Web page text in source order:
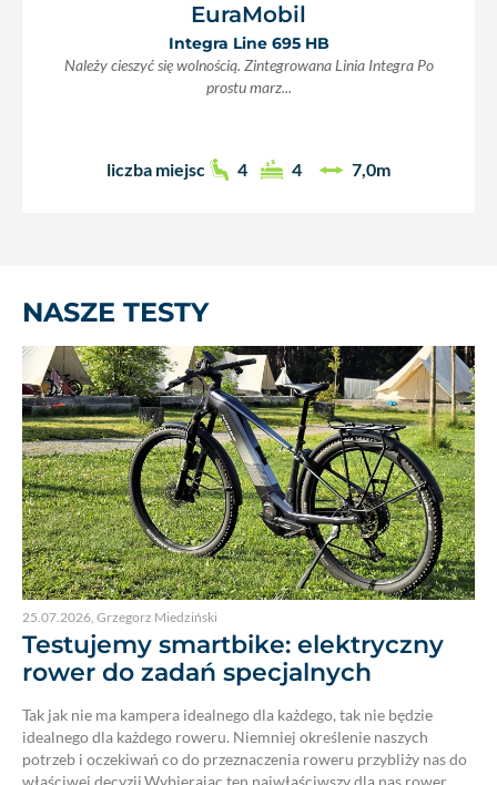
EuraMobil
Integra Line 695 HB
Należy cieszyć się wolnością. Zintegrowana Linia Integra Po
prostu marz...
liczba miejsc 4 4 7,0m
NASZE TESTY
25.07.2026, Grzegorz Miedziński
Testujemy smartbike: elektryczny
rower do zadań specjalnych
Tak jak nie ma kampera idealnego dla każdego, tak nie będzie
idealnego dla każdego roweru. Niemniej określenie naszych
potrzeb i oczekiwań co do przeznaczenia roweru przybliży nas do